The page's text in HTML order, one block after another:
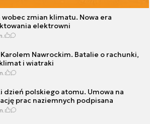
zmian klimatu. Nowa era
elektrowni
Karolem Nawrockim. Batalie o rachunki,
i wiatraki
dzień polskiego atomu. Umowa na
prac naziemnych podpisana